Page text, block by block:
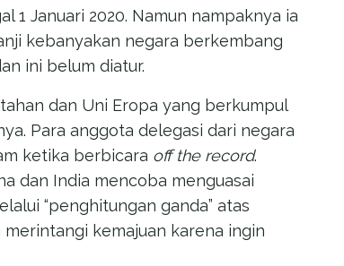
1 Januari 2020. Namun nampaknya ia
kebanyakan negara berkembang
ini belum diatur.
dan Uni Eropa yang berkumpul
Para anggota delegasi dari negara
ketika berbicara off the record.
dan India mencoba menguasai
“penghitungan ganda” atas
kemajuan karena ingin